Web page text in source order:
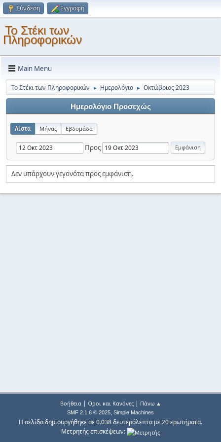
Σύνδεση Εγγραφή
Το Στέκι των
Πληροφορικών
Main Menu
Το Στέκι των Πληροφορικών ► Ημερολόγιο ► Οκτώβριος 2023
Ημερολόγιο Προσεχώς
Λίστα Μήνας Εβδομάδα
Προς
Δεν υπάρχουν γεγονότα προς εμφάνιση.
Βοήθεια| Όροι και Κανόνες| Πάνω ▲
SMF 2.1.6 © 2025, Simple Machines
Η σελίδα δημιουργήθηκε σε 0.038 δευτερόλεπτα με 20 ερωτήματα.
Μετρητής επισκέψεων: